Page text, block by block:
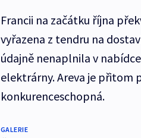
Francii na začátku října
vyřazena z tendru na
údajně nenaplnila v
elektrárny. Areva je přitom
konkurenceschopná.
GALERIE